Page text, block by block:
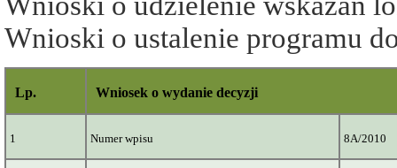
Wnioski o ustalenie programu
Lp. Wniosek o wydanie decyzji
1 Numer wpisu 8A/2010